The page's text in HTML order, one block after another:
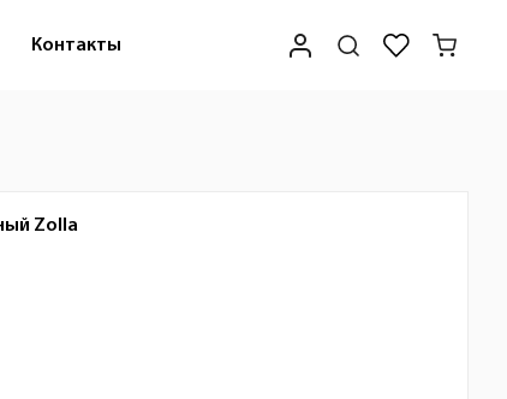
Контакты
Zolla